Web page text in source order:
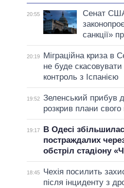
20:55
Сенат
санкції»
20:19
Міграційна криза в
не буде
контроль з Іспанією
19:52 Зеленський прибув
розкрив плани свого
19:17
В Одесі
постраждалих
обстріл стадіону
18:45
Чехія посилить
після інциденту з